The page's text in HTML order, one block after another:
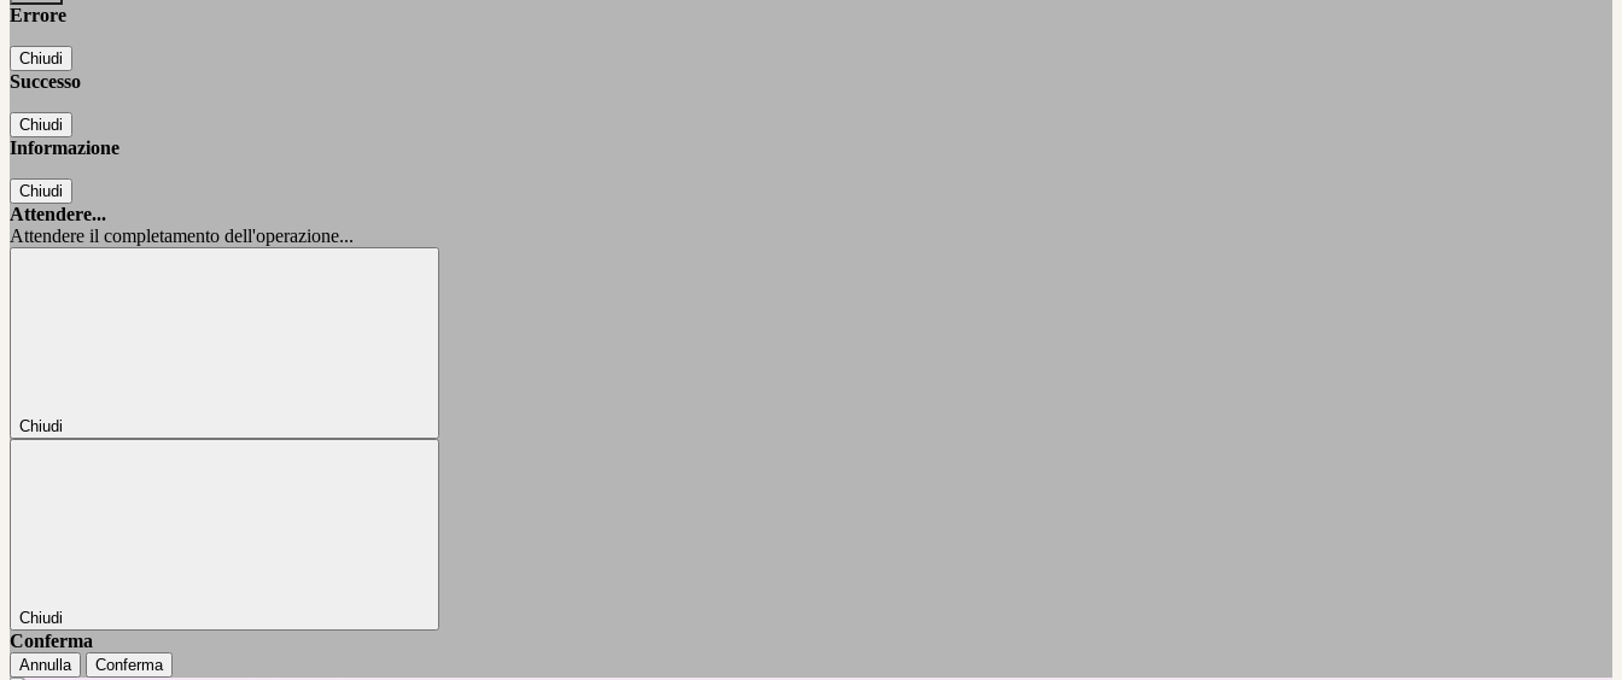
Errore
Chiudi
Successo
Chiudi
Informazione
Chiudi
Attendere...
Attendere il completamento dell'operazione...
Chiudi
Chiudi
Conferma
Annulla Conferma